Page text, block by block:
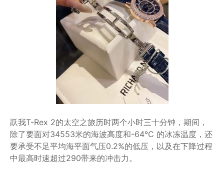
跃我T-Rex 2的太空之旅历时两个小时三十分钟，期间，
除了要面对34553米的海波高度和-64°C 的冰冻温度，还
要承受不足平均海平面气压0.2%的低压，以及在下降过程
中最高时速超过290带来的冲击力。